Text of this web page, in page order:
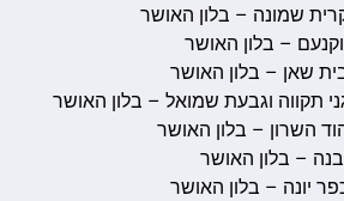
שמונה – בלון האושר
– בלון האושר
שאן – בלון האושר
תקווה וגבעת שמואל – בלון האושר
השרון – בלון האושר
– בלון האושר
יונה – בלון האושר